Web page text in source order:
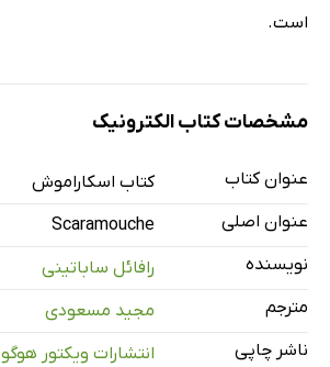
است.
مشخصات کتاب الکترونیک
عنوان کتاب
کتاب اسکاراموش
عنوان اصلی
Scaramouche
نویسنده
رافائل ساباتینی
مترجم
مجید مسعودی
ناشر چاپی
انتشارات ویکتور هوگو